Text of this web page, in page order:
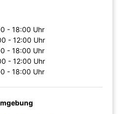
- 18:00 Uhr
- 12:00 Uhr
- 18:00 Uhr
- 12:00 Uhr
- 18:00 Uhr